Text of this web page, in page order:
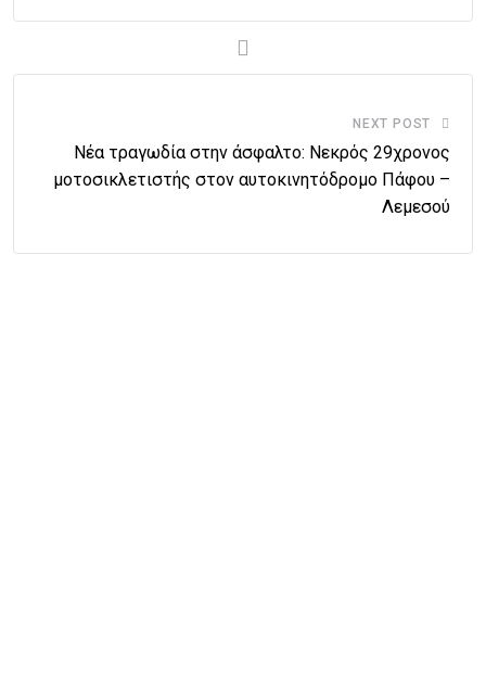
NEXT POST
Νέα τραγωδία στην άσφαλτο: Νεκρός 29χρονος
μοτοσικλετιστής στον αυτοκινητόδρομο Πάφου –
Λεμεσού